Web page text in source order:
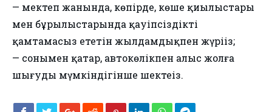
— мектеп жанында, көпірде, көше қиылыстары
мен бұрылыстарында қауіпсіздікті
қамтамасыз ететін жылдамдықпен жүріңіз;
— сонымен қатар, автокөлікпен алыс жолға
шығуды мүмкіндігінше шектеңіз.